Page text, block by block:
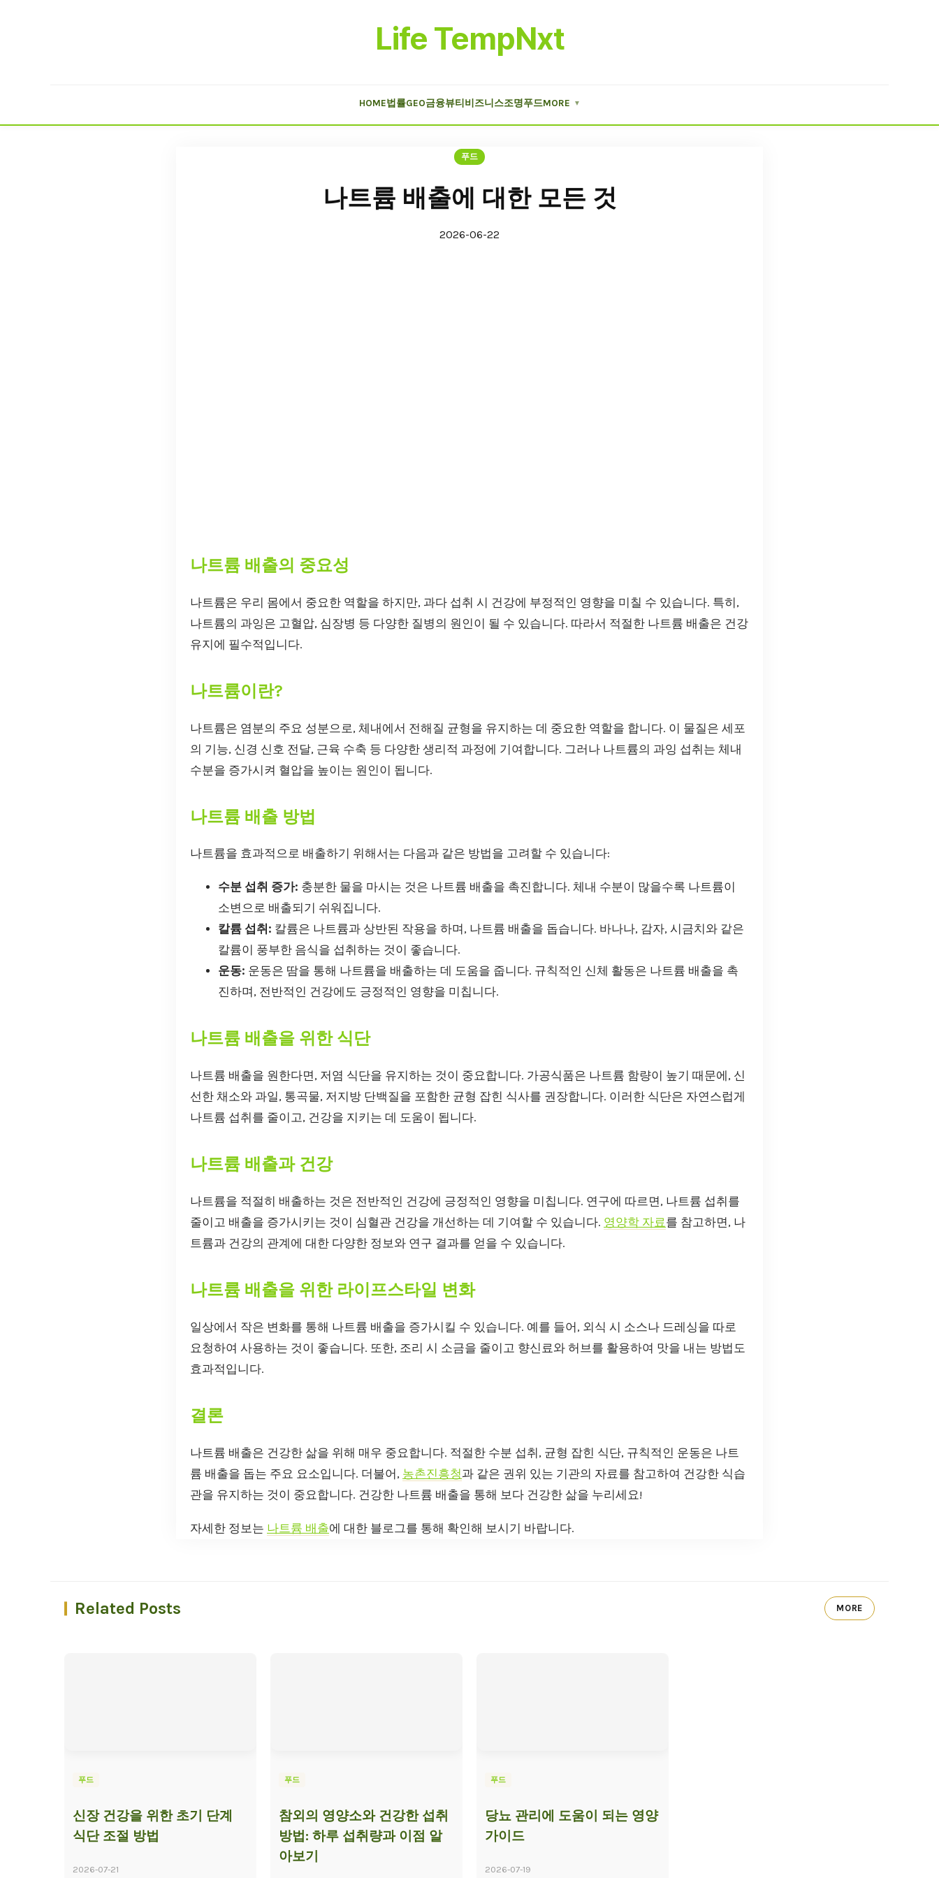
Life TempNxt
HOME법률GEO금융뷰티 비즈니스조명푸드MORE ▼
푸드
나트륨 배출에 대한 모든 것
2026-06-22
나트륨 배출의 중요성
나트륨은 우리 몸에서 중요한 역할을 하지만, 과다 섭취 시 건강에 부정적인 영향을 미칠 수 있습니다. 특히,
나트륨의 과잉은 고혈압, 심장병 등 다양한 질병의 원인이 될 수 있습니다. 따라서 적절한 나트륨 배출은 건강
유지에 필수적입니다.
나트륨이란?
나트륨은 염분의 주요 성분으로, 체내에서 전해질 균형을 유지하는 데 중요한 역할을 합니다. 이 물질은 세포
의 기능, 신경 신호 전달, 근육 수축 등 다양한 생리적 과정에 기여합니다. 그러나 나트륨의 과잉 섭취는 체내
수분을 증가시켜 혈압을 높이는 원인이 됩니다.
나트륨 배출 방법
나트륨을 효과적으로 배출하기 위해서는 다음과 같은 방법을 고려할 수 있습니다:
수분 섭취 증가: 충분한 물을 마시는 것은 나트륨 배출을 촉진합니다. 체내 수분이 많을수록 나트륨이
소변으로 배출되기 쉬워집니다.
칼륨 섭취: 칼륨은 나트륨과 상반된 작용을 하며, 나트륨 배출을 돕습니다. 바나나, 감자, 시금치와 같은
칼륨이 풍부한 음식을 섭취하는 것이 좋습니다.
운동: 운동은 땀을 통해 나트륨을 배출하는 데 도움을 줍니다. 규칙적인 신체 활동은 나트륨 배출을 촉
진하며, 전반적인 건강에도 긍정적인 영향을 미칩니다.
나트륨 배출을 위한 식단
나트륨 배출을 원한다면, 저염 식단을 유지하는 것이 중요합니다. 가공식품은 나트륨 함량이 높기 때문에, 신
선한 채소와 과일, 통곡물, 저지방 단백질을 포함한 균형 잡힌 식사를 권장합니다. 이러한 식단은 자연스럽게
나트륨 섭취를 줄이고, 건강을 지키는 데 도움이 됩니다.
나트륨 배출과 건강
나트륨을 적절히 배출하는 것은 전반적인 건강에 긍정적인 영향을 미칩니다. 연구에 따르면, 나트륨 섭취를
줄이고 배출을 증가시키는 것이 심혈관 건강을 개선하는 데 기여할 수 있습니다. 영양학 자료를 참고하면, 나
트륨과 건강의 관계에 대한 다양한 정보와 연구 결과를 얻을 수 있습니다.
나트륨 배출을 위한 라이프스타일 변화
일상에서 작은 변화를 통해 나트륨 배출을 증가시킬 수 있습니다. 예를 들어, 외식 시 소스나 드레싱을 따로
요청하여 사용하는 것이 좋습니다. 또한, 조리 시 소금을 줄이고 향신료와 허브를 활용하여 맛을 내는 방법도
효과적입니다.
결론
나트륨 배출은 건강한 삶을 위해 매우 중요합니다. 적절한 수분 섭취, 균형 잡힌 식단, 규칙적인 운동은 나트
륨 배출을 돕는 주요 요소입니다. 더불어, 농촌진흥청과 같은 권위 있는 기관의 자료를 참고하여 건강한 식습
관을 유지하는 것이 중요합니다. 건강한 나트륨 배출을 통해 보다 건강한 삶을 누리세요!
자세한 정보는 나트륨 배출에 대한 블로그를 통해 확인해 보시기 바랍니다.
Related Posts MORE
푸드
신장 건강을 위한 초기 단계
식단 조절 방법
2026-07-21
푸드
참외의 영양소와 건강한 섭취
방법: 하루 섭취량과 이점 알
아보기
푸드
당뇨 관리에 도움이 되는 영양
가이드
2026-07-19